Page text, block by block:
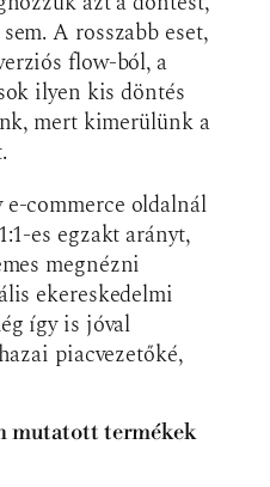
A rosszabb eset,
flow-ból, a
ilyen kis döntés
mert kimerülünk a
commerce oldalnál
es egzakt arányt,
megnézni
ekereskedelmi
így is jóval
piacvezetőké,
mutatott termékek